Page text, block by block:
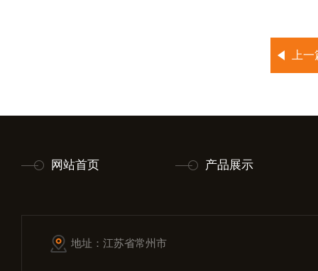
上
网站首页 产品展示
地址：江苏省常州市